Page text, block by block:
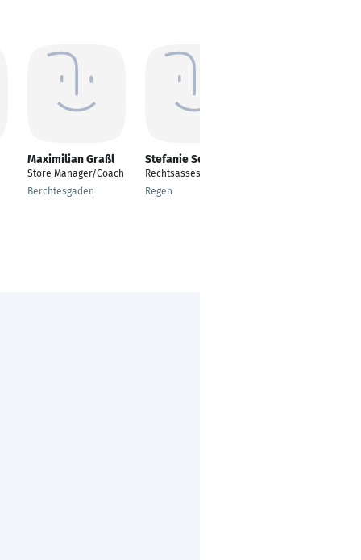
Maximilian Graßl
Store Manager/Coach
Berchtesgaden
Stefanie Seidl
Rechtsassessorin
Regen